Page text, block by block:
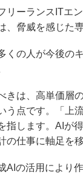
リーランスITエ
、脅威を感じた
くの人が今後の
きは、高単価層
う点です。「上
指します。AIが
の仕事に軸足を
AIの活用により